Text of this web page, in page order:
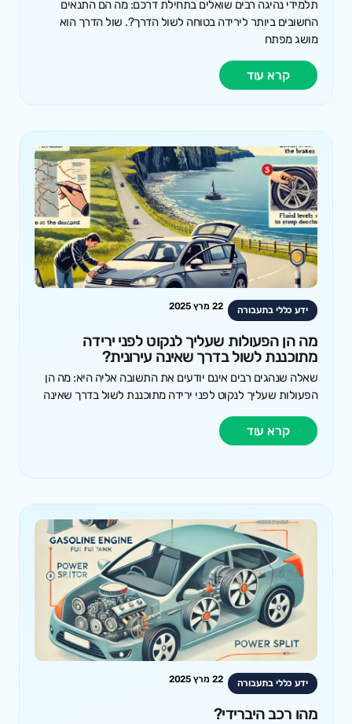
תלמידי נהיגה רבים שואלים בתחילת דרכם: מה הם התנאים
החשובים ביותר לירידה בטוחה לשול הדרך?. שול הדרך הוא
מושג מפתח
קרא עוד
ידע כללי בתעבורה 22 מרץ 2025
מה הן הפעולות שעליך לנקוט לפני ירידה
מתוכננת לשול בדרך שאינה עירונית?
שאלה שנהגים רבים אינם יודעים את התשובה אליה היא: מה הן
הפעולות שעליך לנקוט לפני ירידה מתוכננת לשול בדרך שאינה
קרא עוד
ידע כללי בתעבורה 22 מרץ 2025
מהו רכב היברידי?